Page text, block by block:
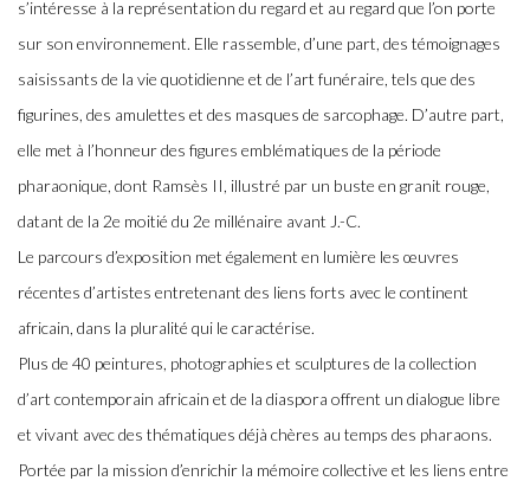
s’intéresse à la représentation du regard et au regard que l’on porte
sur son environnement. Elle rassemble, d’une part, des témoignages
saisissants de la vie quotidienne et de l’art funéraire, tels que des
figurines, des amulettes et des masques de sarcophage. D’autre part,
elle met à l’honneur des figures emblématiques de la période
pharaonique, dont Ramsès II, illustré par un buste en granit rouge,
datant de la 2e moitié du 2e millénaire avant J.-C.
Le parcours d’exposition met également en lumière les œuvres
récentes d’artistes entretenant des liens forts avec le continent
africain, dans la pluralité qui le caractérise.
Plus de 40 peintures, photographies et sculptures de la collection
d’art contemporain africain et de la diaspora offrent un dialogue libre
et vivant avec des thématiques déjà chères au temps des pharaons.
Portée par la mission d’enrichir la mémoire collective et les liens entre